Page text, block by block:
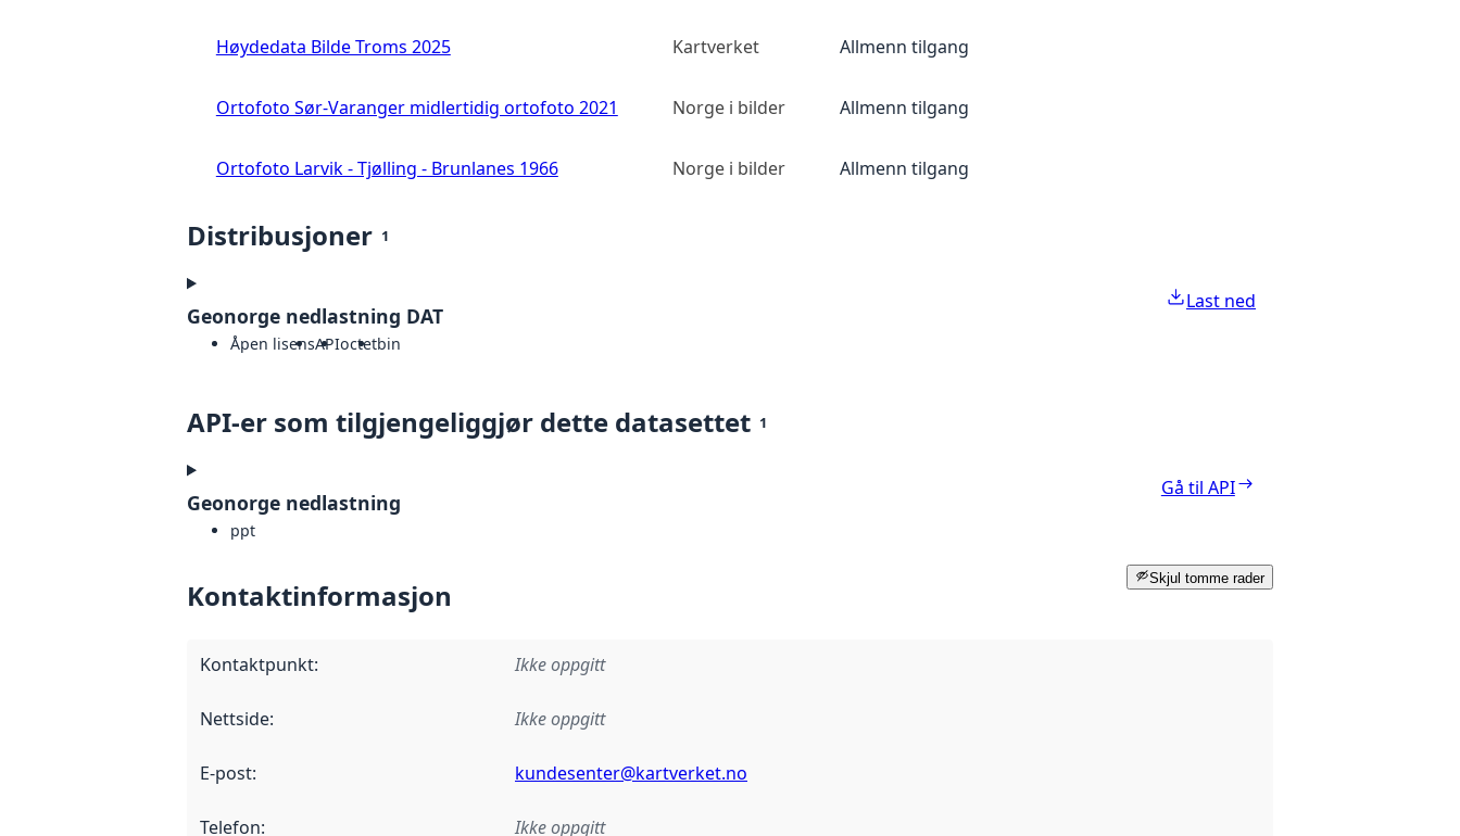
Høydedata Bilde Troms 2025 Kartverket Allmenn tilgang
Ortofoto Sør-Varanger midlertidig ortofoto 2021 Norge i bilder Allmenn tilgang
Ortofoto Larvik - Tjølling - Brunlanes 1966 Norge i bilder Allmenn tilgang
Distribusjoner 1
Geonorge nedlastning DAT
Åpen lisensAPIoctetbin
Last ned
API-er som tilgjengeliggjør dette datasettet 1
Geonorge nedlastning
ppt
Gå til API
Skjul tomme rader
Kontaktinformasjon
Kontaktpunkt: Ikke oppgitt
Nettside: Ikke oppgitt
E-post: kundesenter@kartverket.no
Telefon: Ikke oppgitt